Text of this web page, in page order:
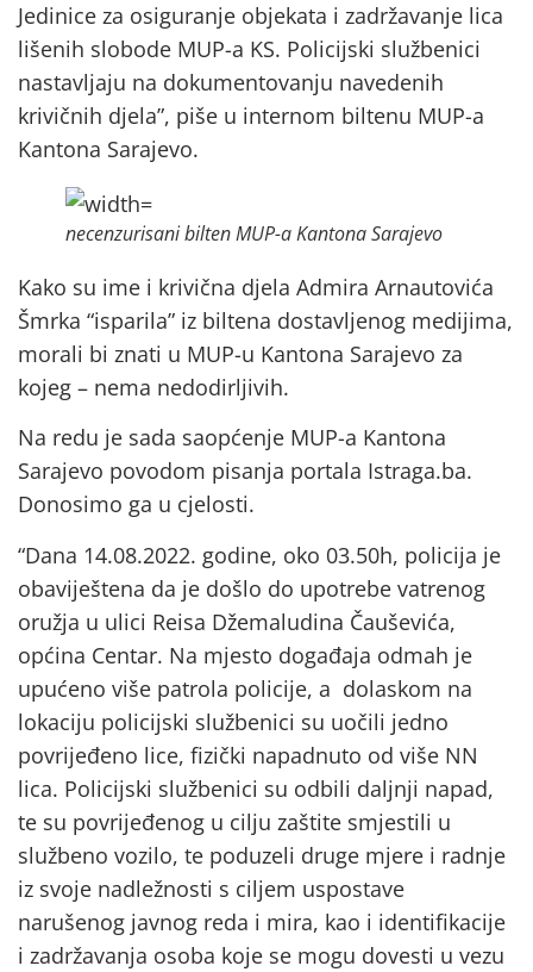
Jedinice za osiguranje objekata i zadržavanje lica
lišenih slobode MUP-a KS. Policijski službenici
nastavljaju na dokumentovanju navedenih
krivičnih djela”, piše u internom biltenu MUP-a
Kantona Sarajevo.
necenzurisani bilten MUP-a Kantona Sarajevo
Kako su ime i krivična djela Admira Arnautovića
Šmrka “isparila” iz biltena dostavljenog medijima,
morali bi znati u MUP-u Kantona Sarajevo za
kojeg – nema nedodirljivih.
Na redu je sada saopćenje MUP-a Kantona
Sarajevo povodom pisanja portala Istraga.ba.
Donosimo ga u cjelosti.
“Dana 14.08.2022. godine, oko 03.50h, policija je
obaviještena da je došlo do upotrebe vatrenog
oružja u ulici Reisa Džemaludina Čauševića,
općina Centar. Na mjesto događaja odmah je
upućeno više patrola policije, a dolaskom na
lokaciju policijski službenici su uočili jedno
povrijeđeno lice, fizički napadnuto od više NN
lica. Policijski službenici su odbili daljnji napad,
te su povrijeđenog u cilju zaštite smjestili u
službeno vozilo, te poduzeli druge mjere i radnje
iz svoje nadležnosti s ciljem uspostave
narušenog javnog reda i mira, kao i identifikacije
i zadržavanja osoba koje se mogu dovesti u vezu